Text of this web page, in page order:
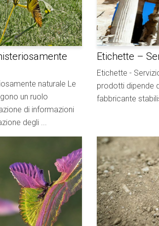
naturale Le
un ruolo
di informazioni
degli ...
Etichette –
Etichette -
prodotti dipende
fabbricante